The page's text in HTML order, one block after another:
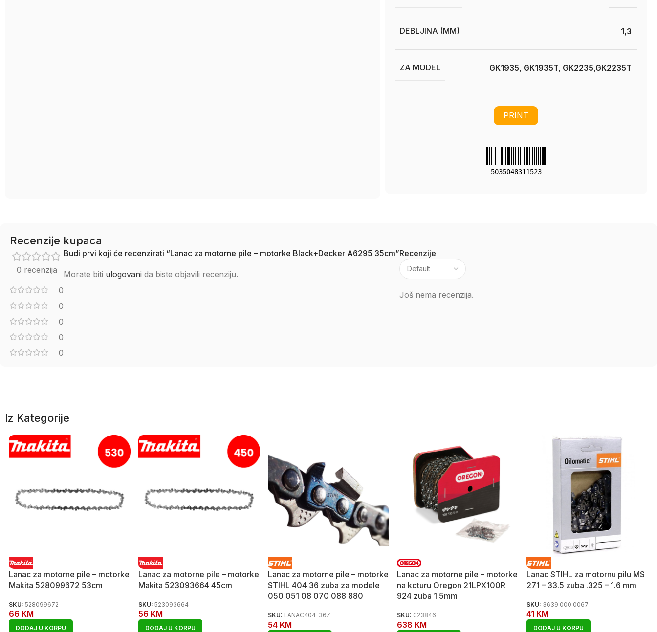
DEBLJINA (MM) 1,3
ZA MODEL GK1935, GK1935T, GK2235,GK2235T
PRINT
5035048311523
Recenzije kupaca
0 recenzija
0
0
0
0
0
Recenzije
Još nema recenzija.
Budi prvi koji će recenzirati “Lanac za motorne pile – motorke Black+Decker A6295 35cm”
Morate biti ulogovani da biste objavili recenziju.
Iz Kategorije
Lanac za motorne pile – motorke
Makita 528099672 53cm
SKU: 528099672
66 KM
DODAJ U KORPU
Lanac za motorne pile – motorke
Makita 523093664 45cm
SKU: 523093664
56 KM
DODAJ U KORPU
Lanac za motorne pile – motorke
STIHL 404 36 zuba za modele
050 051 08 070 088 880
SKU: LANAC404-36Z
54 KM
Lanac za motorne pile – motorke
na koturu Oregon 21LPX100R
924 zuba 1.5mm
SKU: 023846
638 KM
Lanac STIHL za motornu pilu MS
271 – 33.5 zuba .325 – 1.6 mm
SKU: 3639 000 0067
41 KM
DODAJ U KORPU